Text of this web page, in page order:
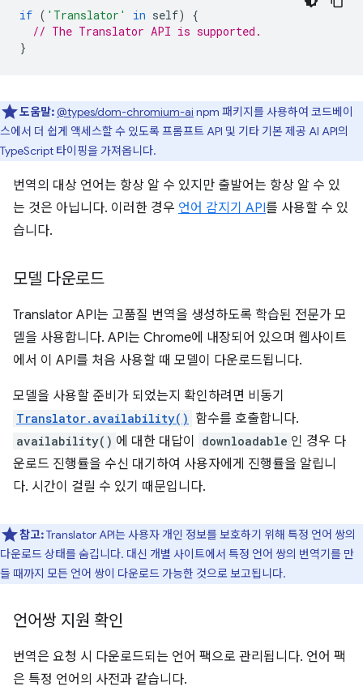
if ( 'Translator' in self)
{
// The Translator API is supported.
}
도움말:@types/dom-chromium-ai npm 패키지를 사용하여 코드베이
스에서 더 쉽게 액세스할 수 있도록 프롬프트 API 및 기타 기본 제공 AI API의
TypeScript 타이핑을 가져옵니다.
번역의 대상 언어는 항상 알 수 있지만 출발어는 항상 알 수 있
는 것은 아닙니다. 이러한 경우 언어 감지기 API를 사용할 수 있
습니다.
모델 다운로드
Translator API는 고품질 번역을 생성하도록 학습된 전문가 모
델을 사용합니다. API는 Chrome에 내장되어 있으며 웹사이트
에서 이 API를 처음 사용할 때 모델이 다운로드됩니다.
모델을 사용할 준비가 되었는지 확인하려면 비동기
Translator.availability() 함수를 호출합니다.
availability() 에 대한 대답이 downloadable 인 경우 다
운로드 진행률을 수신 대기하여 사용자에게 진행률을 알립니
다. 시간이 걸릴 수 있기 때문입니다.
참고:Translator API는 사용자 개인 정보를 보호하기 위해 특정 언어 쌍의
다운로드 상태를 숨깁니다. 대신 개별 사이트에서 특정 언어 쌍의 번역기를 만
들 때까지 모든 언어 쌍이 다운로드 가능한 것으로 보고됩니다.
언어쌍 지원 확인
번역은 요청 시 다운로드되는 언어 팩으로 관리됩니다. 언어 팩
은 특정 언어의 사전과 같습니다.